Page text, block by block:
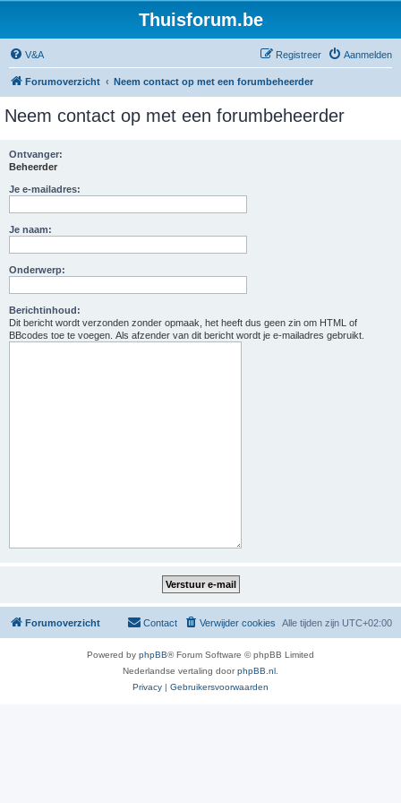
Thuisforum.be
V&A Aanmelden
Registreer
Forumoverzicht Neem contact op met een forumbeheerder
Neem contact op met een forumbeheerder
Ontvanger:
Beheerder
Je e-mailadres:
Je naam:
Onderwerp:
Berichtinhoud:
Dit bericht wordt verzonden zonder opmaak, het heeft dus geen zin om HTML of
BBcodes toe te voegen. Als afzender van dit bericht wordt je e-mailadres gebruikt.
Forumoverzicht Alle tijden zijn UTC+02:00
Verwijder cookies
Contact
Powered by phpBB® Forum Software © phpBB Limited
Nederlandse vertaling doorphpBB.nl
Privacy | Gebruikersvoorwaarden